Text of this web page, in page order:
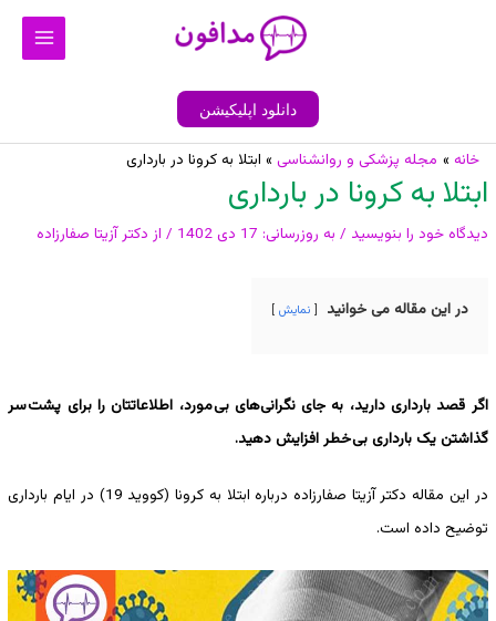
Main
دانلود اپلیکیشن
خانه مجله پزشکی و روانشناسی ابتلا به کرونا در بارداری
ابتلا به کرونا در بارداری
دیدگاه‌ خود را بنویسید / به روزرسانی: / از دکتر آزیتا صفارزاده
در این مقاله می خوانید نمایش
اگر قصد بارداری دارید، به جای نگرانی‌های بی مورد، اطلاعاتتان را برای پشت سر
گذاشتن یک بارداری بی خطر افزایش دهید.
در این مقاله دکتر آزیتا صفارزاده درباره ابتلا به کرونا (کووید 19) در ایام بارداری
توضیح داده است.
پیمایش
نوشته